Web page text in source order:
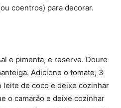
coentros) para decorar.
e pimenta, e reserve. Doure
Adicione o tomate, 3
leite de coco e deixe cozinhar
o camarão e deixe cozinhar